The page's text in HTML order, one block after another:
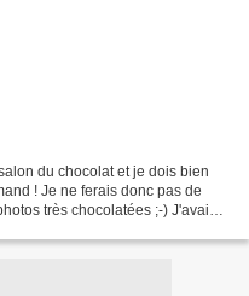
du chocolat et je dois bien
! Je ne ferais donc pas de
très chocolatées ;-) J'avais